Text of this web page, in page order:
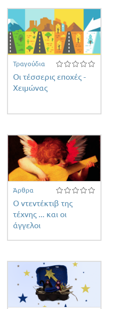
Τραγούδια
Οι τέσσερις εποχές -
Χειμώνας
Άρθρα
Ο ντεντέκτιβ της
τέχνης ... και οι
άγγελοι